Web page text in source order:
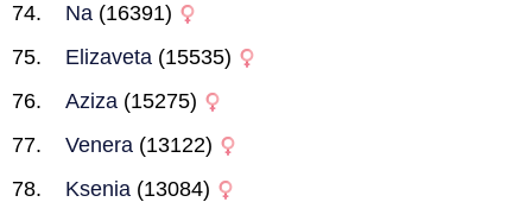
Na (16391)
Elizaveta (15535)
Aziza (15275)
Venera (13122)
Ksenia (13084)